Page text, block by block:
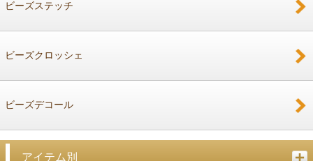
ビーズステッチ
ビーズクロッシェ
ビーズデコール
アイテム別